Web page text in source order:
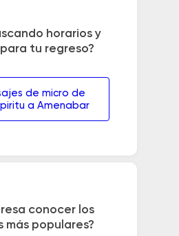
horarios y
tu regreso?
de micro de
a Amenabar
conocer los
más populares?